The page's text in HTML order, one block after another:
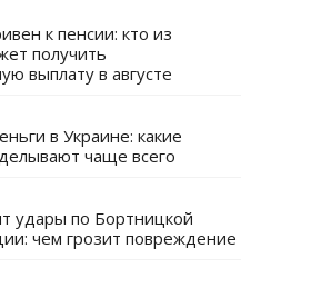
к пенсии: кто из
получить
выплату в августе
в Украине: какие
чаще всего
удары по Бортницкой
чем грозит повреждение